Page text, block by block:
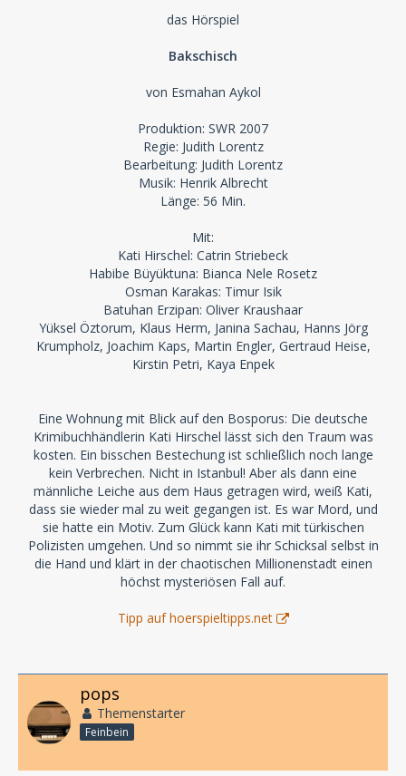
das Hörspiel
Bakschisch
von Esmahan Aykol
Produktion: SWR 2007
Regie: Judith Lorentz
Bearbeitung: Judith Lorentz
Musik: Henrik Albrecht
Länge: 56 Min.
Mit:
Kati Hirschel: Catrin Striebeck
Habibe Büyüktuna: Bianca Nele Rosetz
Osman Karakas: Timur Isik
Batuhan Erzipan: Oliver Kraushaar
Yüksel Öztorum, Klaus Herm, Janina Sachau, Hanns Jörg
Krumpholz, Joachim Kaps, Martin Engler, Gertraud Heise,
Kirstin Petri, Kaya Enpek
Eine Wohnung mit Blick auf den Bosporus: Die deutsche
Krimibuchhändlerin Kati Hirschel lässt sich den Traum was
kosten. Ein bisschen Bestechung ist schließlich noch lange
kein Verbrechen. Nicht in Istanbul! Aber als dann eine
männliche Leiche aus dem Haus getragen wird, weiß Kati,
dass sie wieder mal zu weit gegangen ist. Es war Mord, und
sie hatte ein Motiv. Zum Glück kann Kati mit türkischen
Polizisten umgehen. Und so nimmt sie ihr Schicksal selbst in
die Hand und klärt in der chaotischen Millionenstadt einen
höchst mysteriösen Fall auf.
Tipp auf hoerspieltipps.net
pops
Themenstarter
Feinbein